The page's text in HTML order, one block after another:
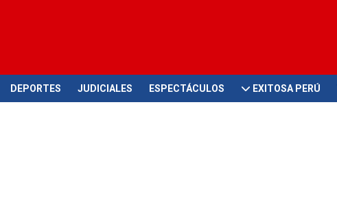
DEPORTES JUDICIALES ESPECTÁCULOS EXITOSA PERÚ